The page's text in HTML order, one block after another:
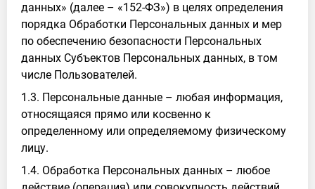
данных» (далее – «152-ФЗ») в целях определения
порядка Обработки Персональных данных и мер
по обеспечению безопасности Персональных
данных Субъектов Персональных данных, в том
числе Пользователей.
1.3. Персональные данные – любая информация,
относящаяся прямо или косвенно к
определенному или определяемому физическому
лицу.
1.4. Обработка Персональных данных – любое